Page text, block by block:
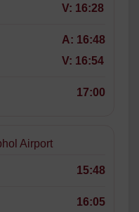
V: 16:28
A: 16:48
V: 16:54
17:00
Airport
15:48
16:05